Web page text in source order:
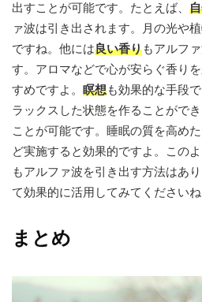
出すことが可能です。たとえば、
ァ波は引き出されます。月の光や
ですね。他には良い香りもアルフ
す。アロマなどで心が安らぐ香り
すめですよ。 瞑想も効果的な手段
ラックスした状態を作ることがで
ことが可能です。睡眠の質を高め
ど実施すると効果的ですよ。この
もアルファ波を引き出す方法はあ
て効果的に活用してみてくださいね
まとめ